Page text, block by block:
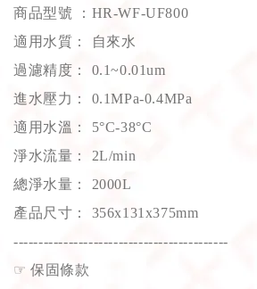
商品型號 ：HR-WF-UF800
適用水質： 自來水
過濾精度： 0.1~0.01um
進水壓力： 0.1MPa-0.4MPa
適用水溫： 5°C-38°C
淨水流量： 2L/min
總淨水量： 2000L
產品尺寸： 356x131x375mm
-------------------------------------------
☞ 保固條款